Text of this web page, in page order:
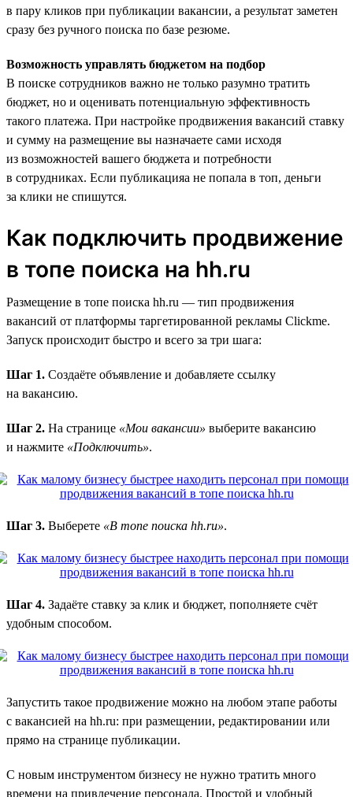
в пару кликов при публикации вакансии, а результат заметен
сразу без ручного поиска по базе резюме.
Возможность управлять бюджетом на подбор
В поиске сотрудников важно не только разумно тратить
бюджет, но и оценивать потенциальную эффективность
такого платежа. При настройке продвижения вакансий ставку
и сумму на размещение вы назначаете сами исходя
из возможностей вашего бюджета и потребности
в сотрудниках. Если публикацияа не попала в топ, деньги
за клики не спишутся.
Как подключить продвижение
в топе поиска на hh.ru
Размещение в топе поиска hh.ru — тип продвижения
вакансий от платформы таргетированной рекламы Clickme.
Запуск происходит быстро и всего за три шага:
Шаг 1. Создаёте объявление и добавляете ссылку
на вакансию.
Шаг 2. На странице «Мои вакансии» выберите вакансию
и нажмите «Подключить».
Шаг 3. Выберете «В топе поиска hh.ru».
Шаг 4. Задаёте ставку за клик и бюджет, пополняете счёт
удобным способом.
Запустить такое продвижение можно на любом этапе работы
с вакансией на hh.ru: при размещении, редактировании или
прямо на странице публикации.
С новым инструментом бизнесу не нужно тратить много
времени на привлечение персонала. Простой и удобный